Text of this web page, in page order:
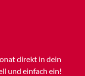
direkt in dein
und einfach ein!